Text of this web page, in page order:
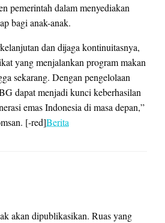
pemerintah dalam menyediakan
bagi anak-anak.
dan dijaga kontinuitasnya,
yang menjalankan program makan
sekarang. Dengan pengelolaan
dapat menjadi kunci keberhasilan
emas Indonesia di masa depan,”
[-red]Berita
akan dipublikasikan. Ruas yang